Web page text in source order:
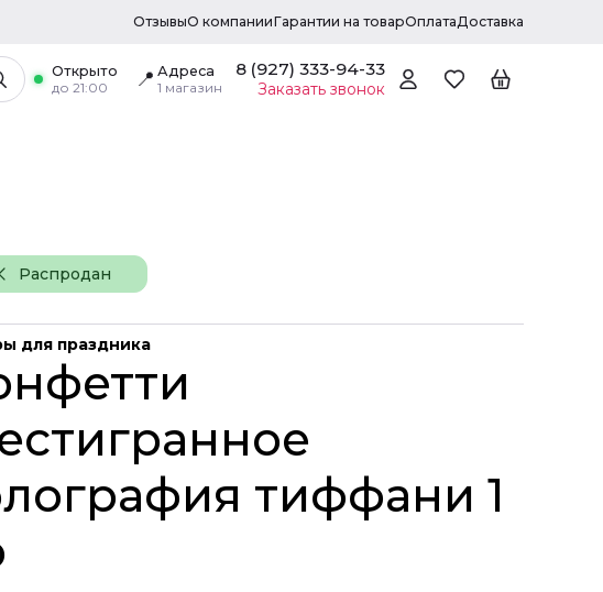
ОтзывыО компанииГарантии на товарОплатаДоставка
Открыто
до 21:00
📍 Адреса
1 магазин
8 (927) 333-94-33
Заказать звонок
Распродан
для праздника
тиффани 1